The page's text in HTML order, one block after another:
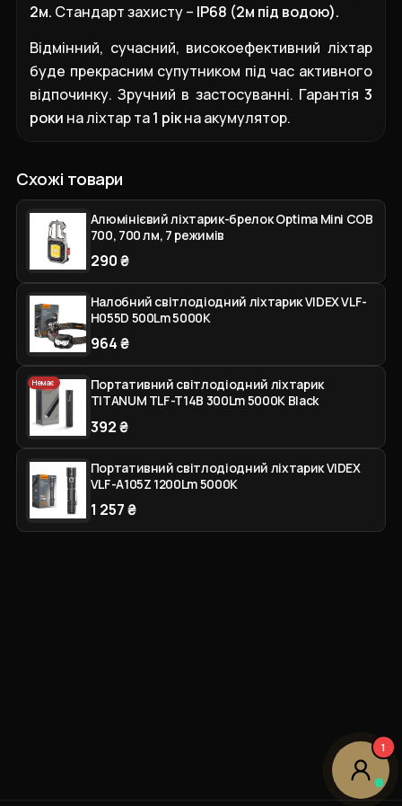
2м. Стандарт захисту – IP68 (2м під водою).
Відмінний, сучасний, високоефективний ліхтар
буде прекрасним супутником під час активного
відпочинку. Зручний в застосуванні. Гарантія 3
роки на ліхтар та1 рікна акумулятор.
Схожі товари
Алюмінієвий ліхтарик-брелок Optima Mini COB
700, 700 лм, 7 режимів
290 ₴
Налобний світлодіодний ліхтарик VIDEX VLF-
H055D 500Lm 5000K
964 ₴
Немає
Портативний світлодіодний ліхтарик
TITANUM TLF-T14B 300Lm 5000K Black
392 ₴
Портативний світлодіодний ліхтарик VIDEX
VLF-A105Z 1200Lm 5000K
1 257 ₴
1